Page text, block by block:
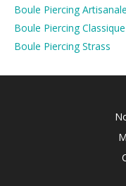
Boule Piercing Artisanale
Boule Piercing Classique
Boule Piercing Strass